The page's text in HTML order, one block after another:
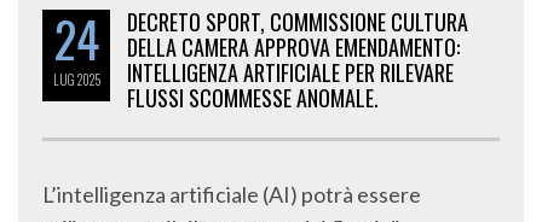
24
LUG2025
DECRETO SPORT, COMMISSIONE CULTURA
DELLA CAMERA APPROVA EMENDAMENTO:
INTELLIGENZA ARTIFICIALE PER RILEVARE
FLUSSI SCOMMESSE ANOMALE.
L’intelligenza artificiale (AI) potrà essere